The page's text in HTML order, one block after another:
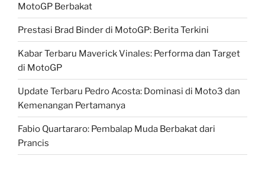
MotoGP Berbakat
Prestasi Brad Binder di MotoGP: Berita Terkini
Kabar Terbaru Maverick Vinales: Performa dan Target
di MotoGP
Update Terbaru Pedro Acosta: Dominasi di Moto3 dan
Kemenangan Pertamanya
Fabio Quartararo: Pembalap Muda Berbakat dari
Prancis